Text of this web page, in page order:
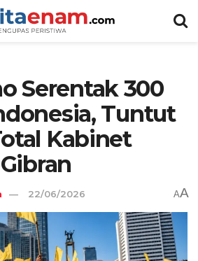
Serentak 300
Tuntut
Kabinet
22/06/2026 AA